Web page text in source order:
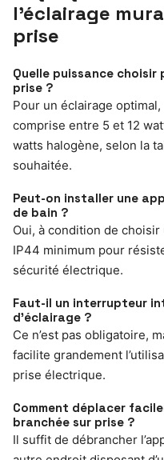
l’éclairage
prise
Quelle puissance choisir
prise ?
Pour un éclairage
comprise entre 5 et 12
watts halogène, selon la
souhaitée.
Peut-on installer une
de bain ?
Oui, à condition de
IP44 minimum pour
sécurité électrique.
Faut-il un interrupteur
d’éclairage ?
Ce n’est pas obligatoire,
facilite grandement
prise électrique.
Comment déplacer
branchée sur prise ?
Il suffit de débrancher